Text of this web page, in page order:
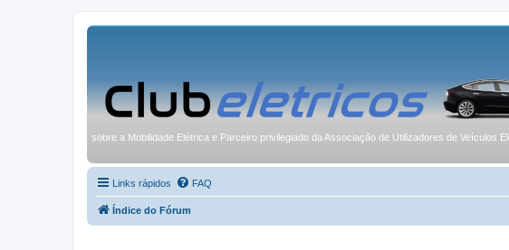
sobre a Mobilidade Elétrica e Parceiro privilegiado da Associação de Utilizadores de Veículos
Links rápidos FAQ
Índice do Fórum